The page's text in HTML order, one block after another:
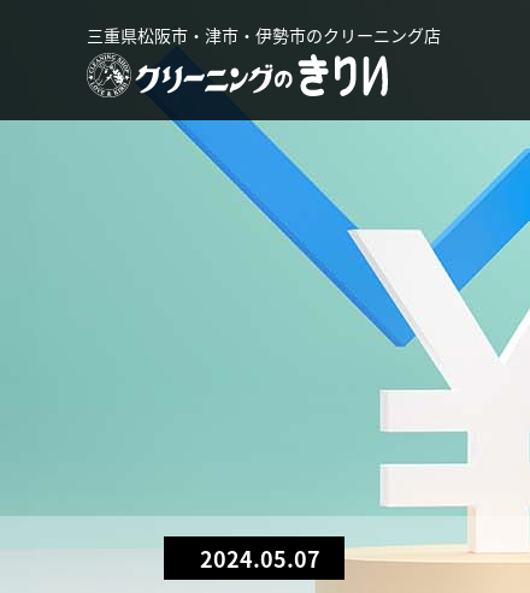
三重県松阪市・津市・伊勢市のクリーニング店
2024.05.07